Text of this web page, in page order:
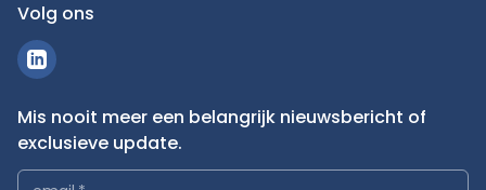
Volg ons
Mis nooit meer een belangrijk nieuwsbericht of
exclusieve update.